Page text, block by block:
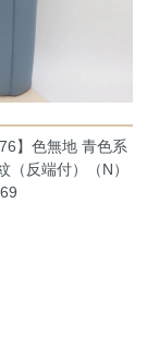
】色無地 青色系
（反端付）（N）